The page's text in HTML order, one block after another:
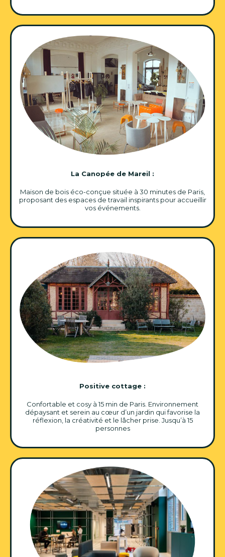
La Canopée de Mareil :
Maison de bois éco-conçue située à 30 minutes de Paris,
proposant des espaces de travail inspirants pour accueillir
vos événements.
Positive cottage :
Confortable et cosy à 15 min de Paris. Environnement
dépaysant et serein au cœur d’un jardin qui favorise la
réflexion, la créativité et le lâcher prise. Jusqu’à 15
personnes